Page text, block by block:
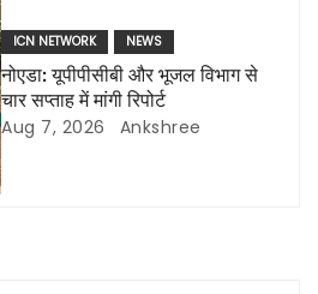
ICN NETWORK NEWS
नोएडा: यूपीपीसीबी और भूजल विभाग से
चार सप्ताह में मांगी रिपोर्ट
Aug 7, 2026 Ankshree